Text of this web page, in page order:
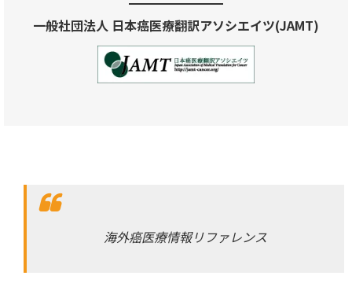
一般社団法人 日本癌医療翻訳アソシエイツ(JAMT)
海外癌医療情報リファレンス